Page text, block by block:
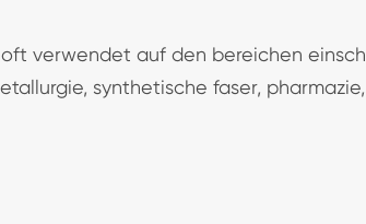
verwendet auf den bereichen
synthetische faser,